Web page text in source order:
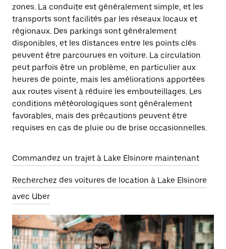
zones. La conduite est généralement simple, et les
transports sont facilités par les réseaux locaux et
régionaux. Des parkings sont généralement
disponibles, et les distances entre les points clés
peuvent être parcourues en voiture. La circulation
peut parfois être un problème, en particulier aux
heures de pointe, mais les améliorations apportées
aux routes visent à réduire les embouteillages. Les
conditions météorologiques sont généralement
favorables, mais des précautions peuvent être
requises en cas de pluie ou de brise occasionnelles.
Commandez un trajet à Lake Elsinore maintenant
Recherchez des voitures de location à Lake Elsinore
avec Uber